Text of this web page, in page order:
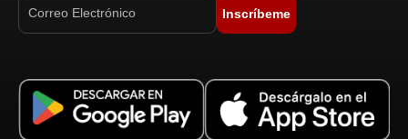
Inscríbeme